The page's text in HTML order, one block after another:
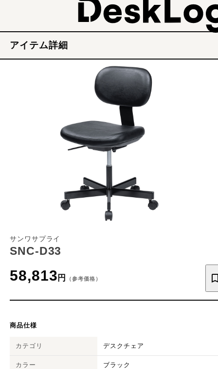
アイテム詳細
サンワサプライ
SNC-D33
58,813 円 （参考価格）
商品仕様
カテゴリ デスクチェア
カラー ブラック